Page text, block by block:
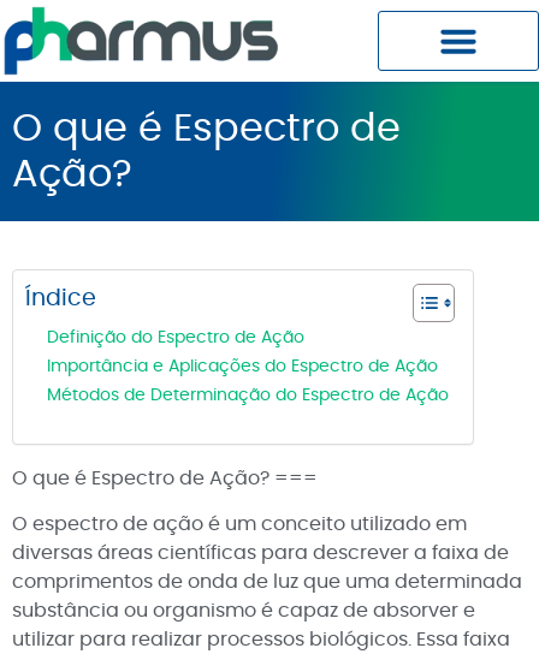
O que é Espectro de
Ação?
Índice
Definição do Espectro de Ação
Importância e Aplicações do Espectro de Ação
Métodos de Determinação do Espectro de Ação
O que é Espectro de Ação? ===
O espectro de ação é um conceito utilizado em
diversas áreas científicas para descrever a faixa de
comprimentos de onda de luz que uma determinada
substância ou organismo é capaz de absorver e
utilizar para realizar processos biológicos. Essa faixa